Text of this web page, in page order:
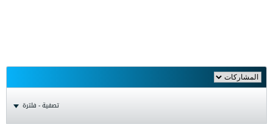
تصفية - فلترة